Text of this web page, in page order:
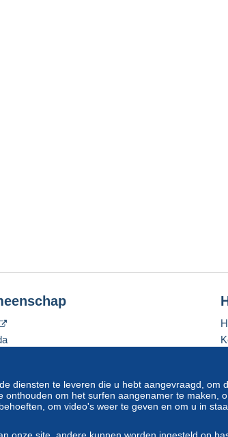
diensten te leveren die u hebt aangevraagd, om
om het surfen aangenamer te maken,
om video's weer te geven en om u in